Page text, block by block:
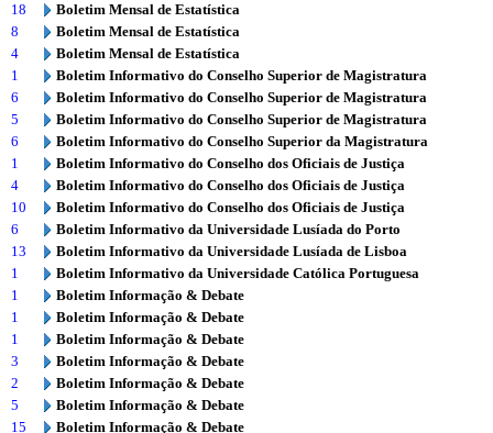
18
Boletim Mensal de Estatística
8
Boletim Mensal de Estatística
4
Boletim Mensal de Estatística
1
Boletim Informativo do Conselho Superior de Magistratura
6
Boletim Informativo do Conselho Superior de Magistratura
5
Boletim Informativo do Conselho Superior de Magistratura
6
Boletim Informativo do Conselho Superior da Magistratura
1
Boletim Informativo do Conselho dos Oficiais de Justiça
4
Boletim Informativo do Conselho dos Oficiais de Justiça
10
Boletim Informativo do Conselho dos Oficiais de Justiça
6
Boletim Informativo da Universidade Lusíada do Porto
13
Boletim Informativo da Universidade Lusíada de Lisboa
1
Boletim Informativo da Universidade Católica Portuguesa
1
Boletim Informação & Debate
1
Boletim Informação & Debate
1
Boletim Informação & Debate
3
Boletim Informação & Debate
2
Boletim Informação & Debate
5
Boletim Informação & Debate
15
Boletim Informação & Debate